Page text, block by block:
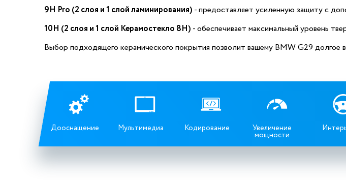
9H Pro (2 слоя и 1 слой ламинирования) - предоставляет усиленную защиту с
10H (2 слоя и 1 слой Керамостекло 8H) - обеспечивает максимальный уровень
Выбор подходящего керамического покрытия позволит вашему BMW G29 долгое
Дооснащение Мультимедиа Кодирование Увеличение
мощности